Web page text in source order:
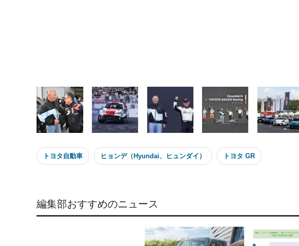
トヨタ自動車 ヒョンデ（Hyundai、ヒュンダイ） トヨタ GR
編集部おすすめのニュース